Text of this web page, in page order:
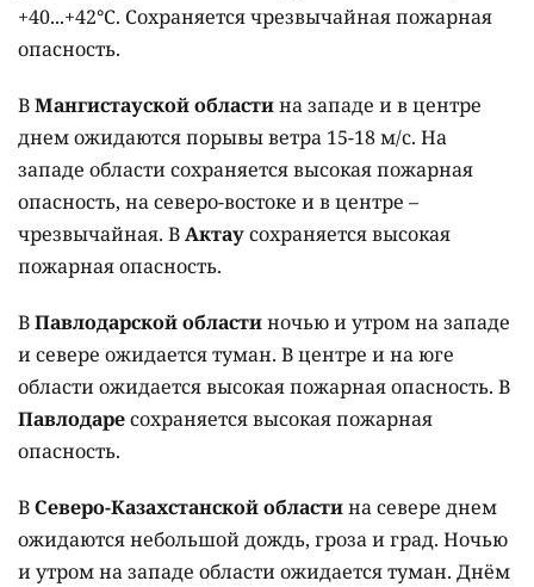
+40...+42°C. Сохраняется чрезвычайная пожарная
опасность.
ВМангистауской областина западе и в центре
днем ожидаются порывы ветра 15-18 м/с. На
западе области сохраняется высокая пожарная
опасность, на северо-востоке и в центре –
чрезвычайная. ВАктаусохраняется высокая
пожарная опасность.
ВПавлодарской областиночью и утром на западе
и севере ожидается туман. В центре и на юге
области ожидается высокая пожарная опасность. В
Павлодаресохраняется высокая пожарная
опасность.
ВСеверо-Казахстанской областина севере днем
ожидаются небольшой дождь, гроза и град. Ночью
и утром на западе области ожидается туман. Днём